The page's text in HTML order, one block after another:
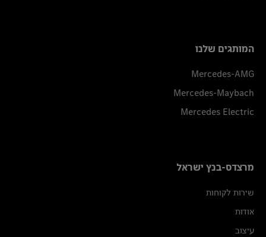
המותגים שלנו
Mercedes-AMG
Mercedes-Maybach
Mercedes Electric
מרצדס-בנץ ישראל
שירות לקוחות
אודות
עיצוב